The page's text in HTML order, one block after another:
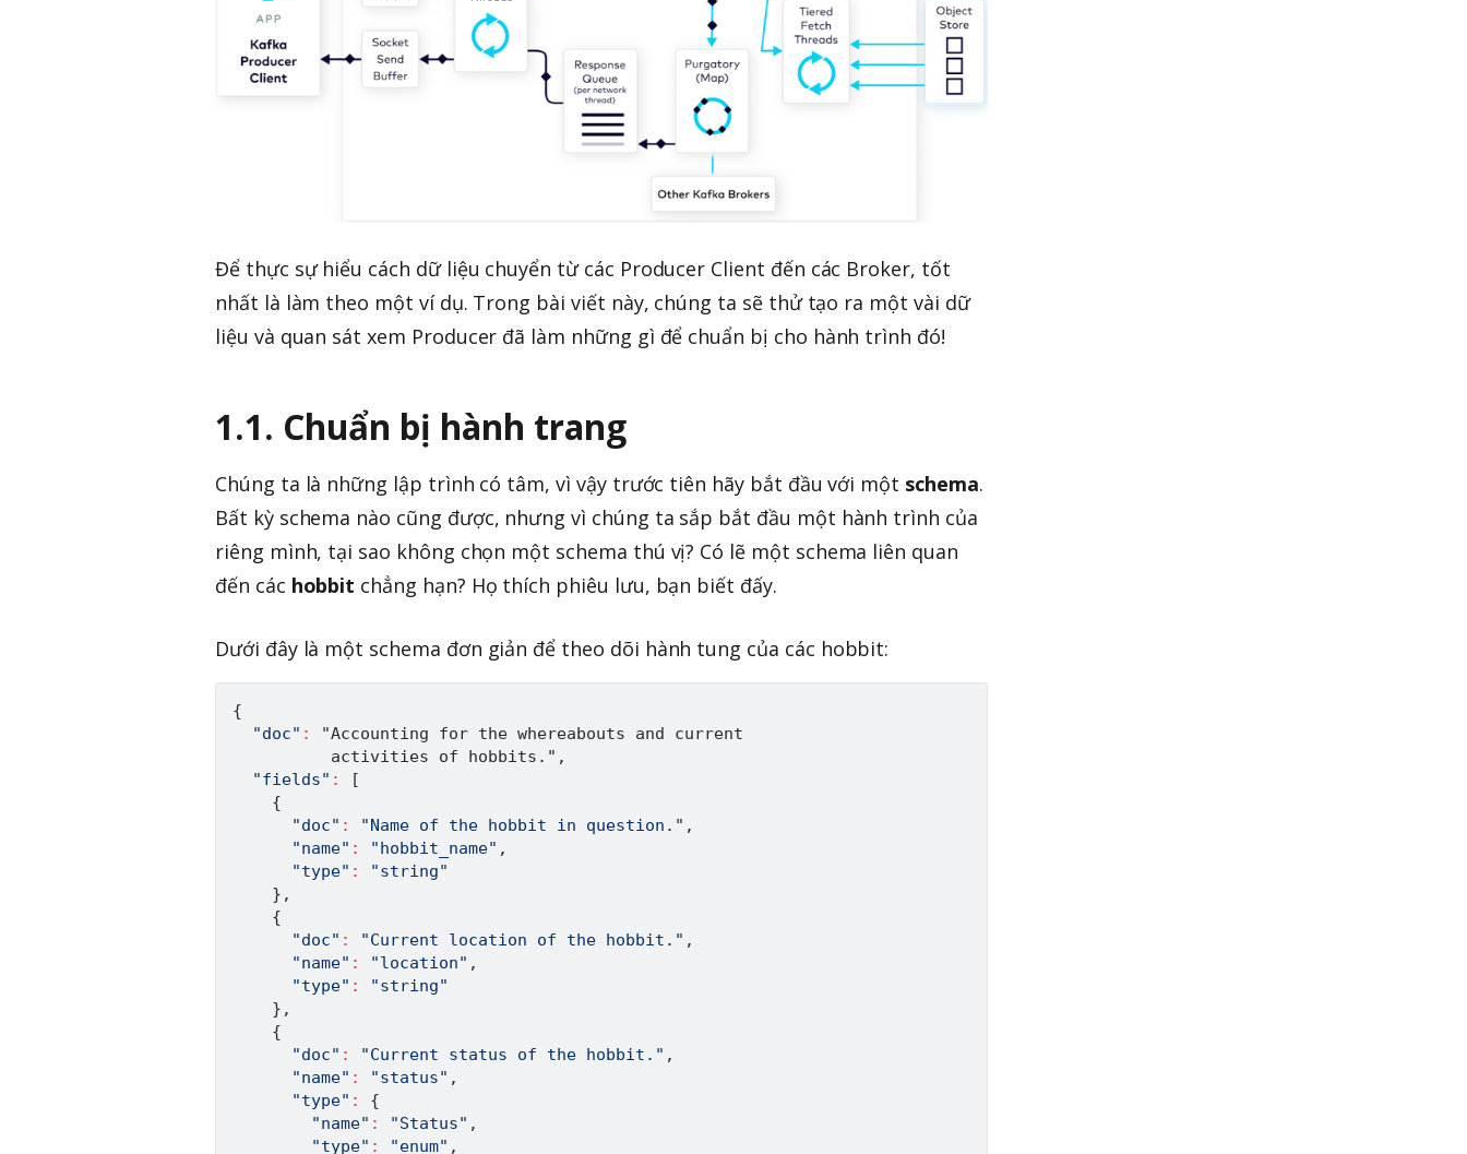
Để thực sự hiểu cách dữ liệu chuyển từ các Producer Client đến các Broker, tốt
nhất là làm theo một ví dụ. Trong bài viết này, chúng ta sẽ thử tạo ra một vài dữ
liệu và quan sát xem Producer đã làm những gì để chuẩn bị cho hành trình đó!
1.1. Chuẩn bị hành trang
Chúng ta là những lập trình có tâm, vì vậy trước tiên hãy bắt đầu với một schema.
Bất kỳ schema nào cũng được, nhưng vì chúng ta sắp bắt đầu một hành trình của
riêng mình, tại sao không chọn một schema thú vị? Có lẽ một schema liên quan
đến các hobbit chẳng hạn? Họ thích phiêu lưu, bạn biết đấy.
Dưới đây là một schema đơn giản để theo dõi hành tung của các hobbit:
{
"doc" :
"Accounting for the whereabouts and current
          activities of hobbits."
,
"fields" :
[
{
"doc" : "Name of the hobbit in question." ,
"name" : "hobbit_name" ,
"type" :
"string"
} ,
{
"doc" : "Current location of the hobbit." ,
"name" : "location" ,
"type" :
"string"
} ,
{
"doc" : "Current status of the hobbit." ,
"name" : "status" ,
"type" :
{
"name" : "Status" ,
"type" : "enum" ,